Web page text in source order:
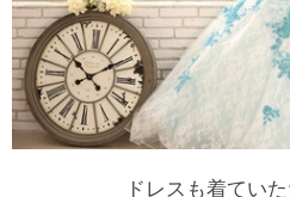
ドレスも着てい